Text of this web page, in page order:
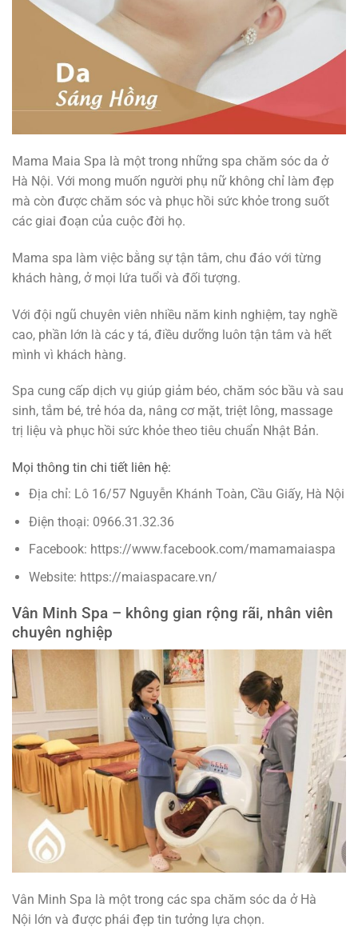
Mama Maia Spa là một trong những spa chăm sóc da ở
Hà Nội. Với mong muốn người phụ nữ không chỉ làm đẹp
mà còn được chăm sóc và phục hồi sức khỏe trong suốt
các giai đoạn của cuộc đời họ.
Mama spa làm việc bằng sự tận tâm, chu đáo với từng
khách hàng, ở mọi lứa tuổi và đối tượng.
Với đội ngũ chuyên viên nhiều năm kinh nghiệm, tay nghề
cao, phần lớn là các y tá, điều dưỡng luôn tận tâm và hết
mình vì khách hàng.
Spa cung cấp dịch vụ giúp giảm béo, chăm sóc bầu và sau
sinh, tắm bé, trẻ hóa da, nâng cơ mặt, triệt lông, massage
trị liệu và phục hồi sức khỏe theo tiêu chuẩn Nhật Bản.
Mọi thông tin chi tiết liên hệ:
Địa chỉ: Lô 16/57 Nguyễn Khánh Toàn, Cầu Giấy, Hà Nội
Điện thoại: 0966.31.32.36
Facebook: https://www.facebook.com/mamamaiaspa
Website: https://maiaspacare.vn/
Vân Minh Spa – không gian rộng rãi, nhân viên
chuyên nghiệp
Vân Minh Spa là một trong các spa chăm sóc da ở Hà
Nội lớn và được phái đẹp tin tưởng lựa chọn.